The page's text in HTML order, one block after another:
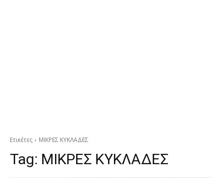
Ετικέτες ΜΙΚΡΕΣ ΚΥΚΛΑΔΕΣ
Tag: ΜΙΚΡΕΣ ΚΥΚΛΑΔΕΣ